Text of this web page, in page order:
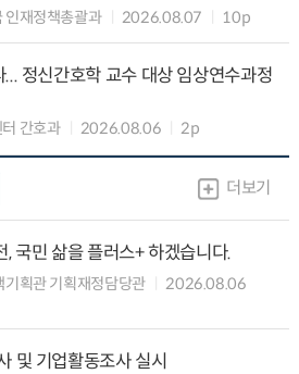
인재정책총괄과 2026.08.07 10p
정신간호학 교수 대상 임상연수과정
간호과 2026.08.06 2p
더보기
, 국민 삶을 플러스+ 하겠습니다.
획관 기획재정담당관
2026.08.06
및 기업활동조사 실시